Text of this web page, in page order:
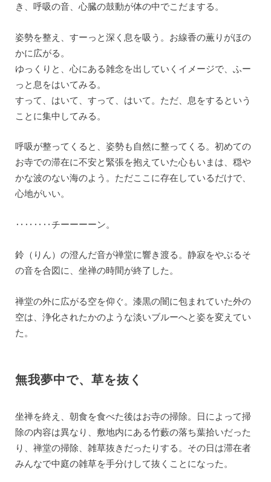
き、呼吸の音、心臓の鼓動が体の中でこだまする。
姿勢を整え、すーっと深く息を吸う。お線香の薫りがほの
かに広がる。
ゆっくりと、心にある雑念を出していくイメージで、ふー
っと息をはいてみる。
すって、はいて、すって、はいて。ただ、息をするという
ことに集中してみる。
呼吸が整ってくると、姿勢も自然に整ってくる。初めての
お寺での滞在に不安と緊張を抱えていた心もいまは、穏や
かな波のない海のよう。ただここに存在しているだけで、
心地がいい。
‥‥‥‥チーーーーン。
鈴（りん）の澄んだ音が禅堂に響き渡る。静寂をやぶるそ
の音を合図に、坐禅の時間が終了した。
禅堂の外に広がる空を仰ぐ。漆黒の闇に包まれていた外の
空は、浄化されたかのような淡いブルーへと姿を変えてい
た。
無我夢中で、草を抜く
坐禅を終え、朝食を食べた後はお寺の掃除。日によって掃
除の内容は異なり、敷地内にある竹藪の落ち葉拾いだった
り、禅堂の掃除、雑草抜きだったりする。その日は滞在者
みんなで中庭の雑草を手分けして抜くことになった。